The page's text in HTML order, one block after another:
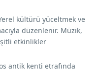
kültürü yüceltmek ve
düzenlenir. Müzik,
etkinlikler
antik kenti etrafında